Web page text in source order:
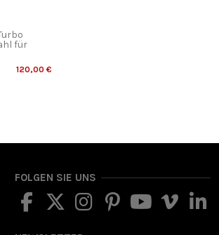
120,00 €
FOLGEN SIE UNS